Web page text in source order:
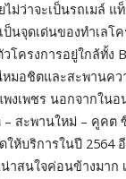
ม่ว่าจะเป็นรถเมล์ แ
นจุดเด่นของทำเลโ
โครงการอยู่ใกล้ทั้ง
มอชิตและสะพานคว
งเพชร นอกจากใน
สะพานใหม่ – คูคต
ให้บริการในปี 2564
าสนใจค่อนข้างมาก